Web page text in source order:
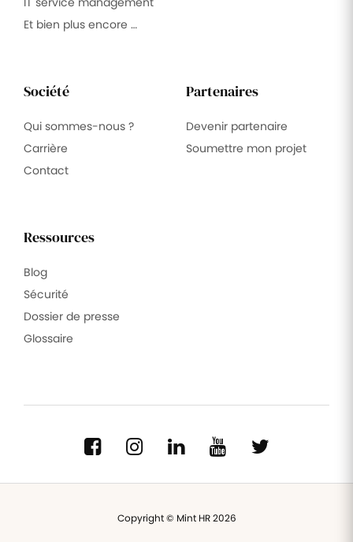
Et bien plus encore …
Société
Qui sommes-nous ?
Carrière
Contact
Partenaires
Devenir partenaire
Soumettre mon projet
Ressources
Blog
Sécurité
Dossier de presse
Glossaire
Copyright © Mint HR 2026